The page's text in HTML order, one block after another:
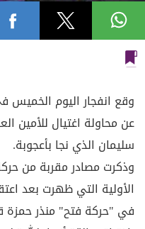
وقع انفجار اليوم الخميس
عن محاولة اغتيال للأمين
سليمان الذي نجا بأعجوبة.
وذكرت مصادر مقربة من
الأولية التي ظهرت بعد
في "حركة فتح" منذر